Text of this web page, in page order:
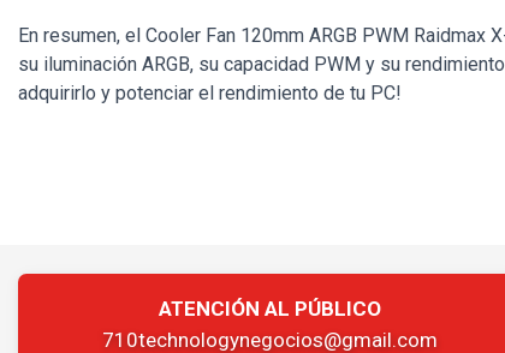
En resumen, el Cooler Fan 120mm ARGB PWM
su iluminación ARGB, su capacidad PWM y su
adquirirlo y potenciar el rendimiento de tu PC!
ATENCIÓN AL PÚBLICO
710technologynegocios@gmail.com